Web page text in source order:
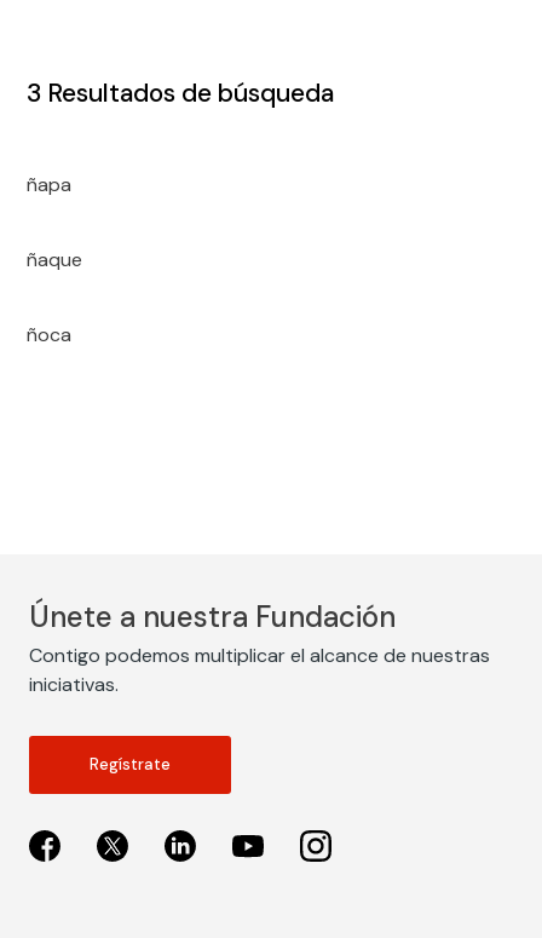
3 Resultados de búsqueda
ñapa
ñaque
ñoca
Únete a nuestra Fundación
Contigo podemos multiplicar el alcance de nuestras
iniciativas.
Regístrate